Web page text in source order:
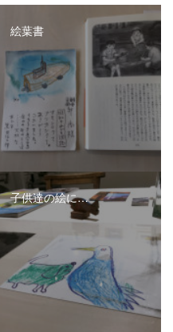
絵葉書
子供達の絵に…